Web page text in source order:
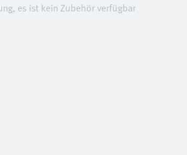
es ist kein Zubehör verfügbar